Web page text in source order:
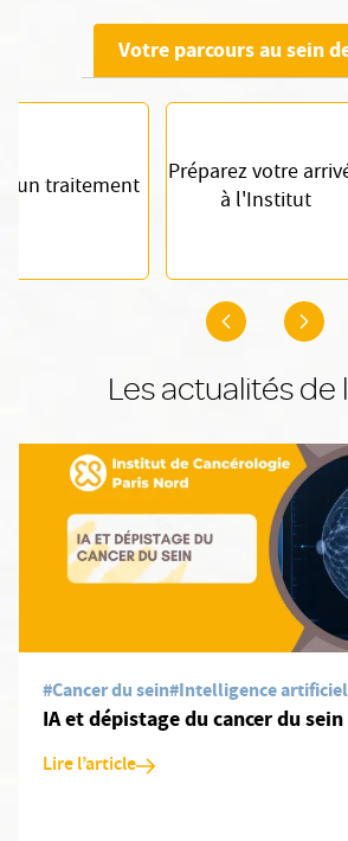
Votre parcours au sein
Préparez votre
à l'Institut
un traitement
Les actualités de
#Cancer du sein#Intelligence
IA et dépistage du cancer du sein
Lire l’article